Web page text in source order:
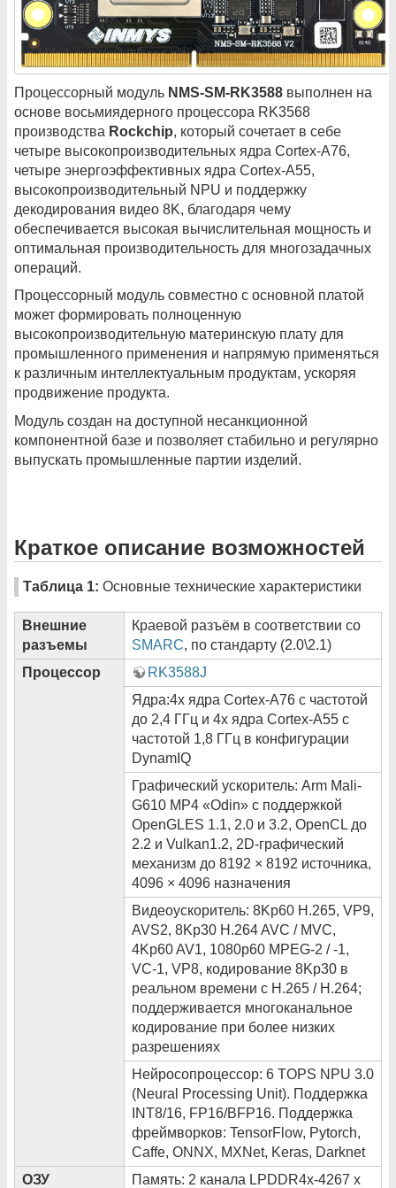
Процессорный модуль NMS-SM-RK3588 выполнен на
основе восьмиядерного процессора RK3568
производства Rockchip, который сочетает в себе
четыре высокопроизводительных ядра Cortex-A76,
четыре энергоэффективных ядра Cortex-A55,
высокопроизводительный NPU и поддержку
декодирования видео 8K, благодаря чему
обеспечивается высокая вычислительная мощность и
оптимальная производительность для многозадачных
операций.
Процессорный модуль совместно с основной платой
может формировать полноценную
высокопроизводительную материнскую плату для
промышленного применения и напрямую применяться
к различным интеллектуальным продуктам, ускоряя
продвижение продукта.
Модуль создан на доступной несанкционной
компонентной базе и позволяет стабильно и регулярно
выпускать промышленные партии изделий.
Краткое описание возможностей
Таблица 1: Основные технические характеристики
Внешние
разъемы
Краевой разъём в соответствии со
SMARC, по стандарту (2.0\2.1)
Процессор
RK3588J
Ядра:4х ядра Cortex-A76 с частотой
до 2,4 ГГц и 4х ядра Cortex-A55 с
частотой 1,8 ГГц в конфигурации
DynamIQ
Графический ускоритель: Arm Mali-
G610 MP4 «Odin» с поддержкой
OpenGLES 1.1, 2.0 и 3.2, OpenCL до
2.2 и Vulkan1.2, 2D-графический
механизм до 8192 × 8192 источника,
4096 × 4096 назначения
Видеоускоритель: 8Kp60 H.265, VP9,
AVS2, 8Kp30 H.264 AVC / MVC,
4Kp60 AV1, 1080p60 MPEG-2 / -1,
VC-1, VP8, кодирование 8Kp30 в
реальном времени с H.265 / H.264;
поддерживается многоканальное
кодирование при более низких
разрешениях
Нейросопроцессор: 6 TOPS NPU 3.0
(Neural Processing Unit). Поддержка
INT8/16, FP16/BFP16. Поддержка
фреймворков: TensorFlow, Pytorch,
Caffe, ONNX, MXNet, Keras, Darknet
ОЗУ
Память: 2 канала LPDDR4x-4267 х